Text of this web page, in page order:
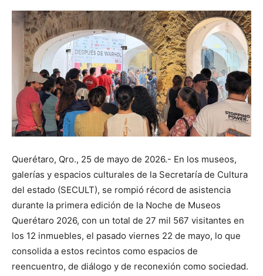
Querétaro, Qro., 25 de mayo de 2026.- En los museos,
galerías y espacios culturales de la Secretaría de Cultura
del estado (SECULT), se rompió récord de asistencia
durante la primera edición de la Noche de Museos
Querétaro 2026, con un total de 27 mil 567 visitantes en
los 12 inmuebles, el pasado viernes 22 de mayo, lo que
consolida a estos recintos como espacios de
reencuentro, de diálogo y de reconexión como sociedad.